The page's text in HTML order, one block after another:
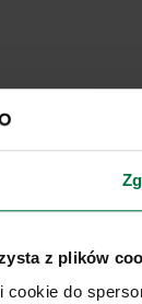
z plików
do